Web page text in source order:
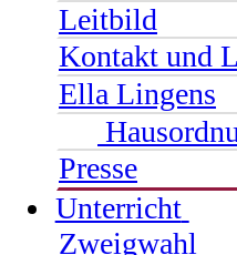
Leitbild
Kontakt und
Ella Lingens
Presse
Unterricht
Zweigwahl